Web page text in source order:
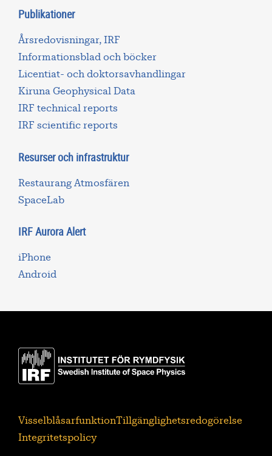
Publikationer
Årsredovisningar, IRF
Informationsblad och böcker
Licentiat- och doktorsavhandlingar
Kiruna Geophysical Data
IRF technical reports
IRF scientific reports
Resurser och infrastruktur
Restaurang Atmosfären
SpaceLab
IRF Aurora Alert
iPhone
Android
VisselblåsarfunktionTillgänglighetsredogörelse
Integritetspolicy